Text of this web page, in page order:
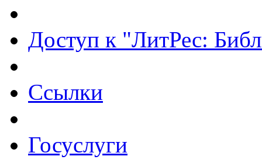
Доступ к "ЛитРес:
Ссылки
Госуслуги